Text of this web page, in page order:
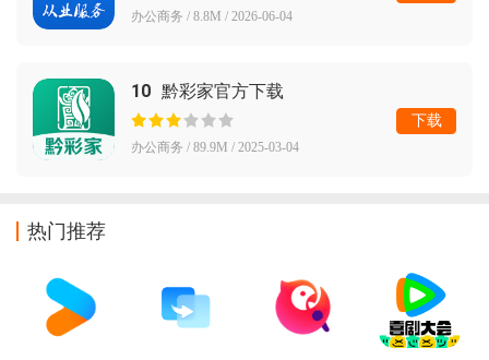
办公商务 / 8.8M / 2026-06-04
10 黔彩家官方下载
办公商务 / 89.9M / 2025-03-04
下载
热门推荐